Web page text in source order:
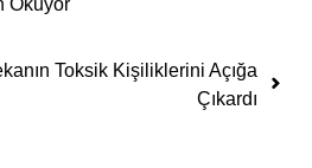
Okuyor
Toksik Kişiliklerini Açığa
Çıkardı